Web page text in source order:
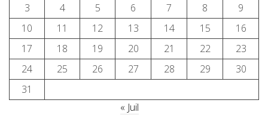
3
4 5 6 7 8
9
10
11 12 13 14 15
16
17
18 19 20 21 22
23
24
25 26 27 28 29
30
31
« Juil